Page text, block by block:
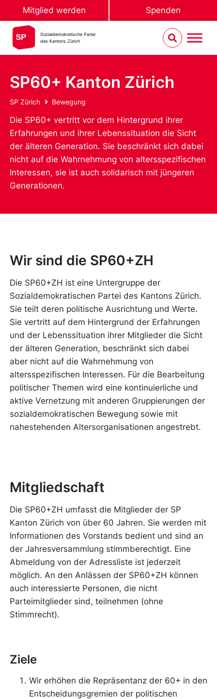
Mitglied werden Spenden
Sozialdemokratische Partei
des Kantons Zürich
SP60+ Kanton Zürich
SP Zürich Bewegung
Die SP60+ vertritt vor dem Hintergrund ihrer
Erfahrungen und ihrer Lebenssituation die Sicht
der älteren Generation. Sie beschränkt sich dabei
nicht auf die Wahrnehmung von altersspezifischen
Interessen, sie ist auch solidarisch mit jüngeren
Generationen.
Wir sind die SP60+ZH
Die SP60+ZH ist eine Untergruppe der
Sozialdemokratischen Partei des Kantons Zürich.
Sie teilt deren politische Ausrichtung und Werte.
Sie vertritt auf dem Hintergrund der Erfahrungen
und der Lebenssituation ihrer Mitglieder die Sicht
der älteren Generation, beschränkt sich dabei
aber nicht auf die Wahrnehmung von
altersspezifischen Interessen. Für die Bearbeitung
politischer Themen wird eine kontinuierliche und
aktive Vernetzung mit anderen Gruppierungen der
sozialdemokratischen Bewegung sowie mit
nahestehenden Altersorganisationen angestrebt.
Mitgliedschaft
Die SP60+ZH umfasst die Mitglieder der SP
Kanton Zürich von über 60 Jahren. Sie werden mit
Informationen des Vorstands bedient und sind an
der Jahresversammlung stimmberechtigt. Eine
Abmeldung von der Adressliste ist jederzeit
möglich. An den Anlässen der SP60+ZH können
auch interessierte Personen, die nicht
Parteimitglieder sind, teilnehmen (ohne
Stimmrecht).
Ziele
Wir erhöhen die Repräsentanz der 60+ in den
Entscheidungsgremien der politischen